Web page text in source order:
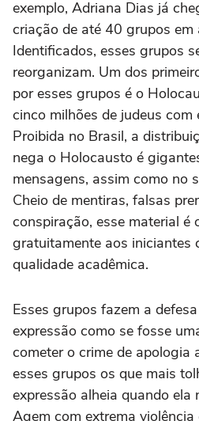
exemplo, Adriana Dias já
criação de até 40 grupos em
Identificados, esses grupos
reorganizam. Um dos
por esses grupos é o
cinco milhões de judeus com
Proibida no Brasil, a
nega o Holocausto é
mensagens, assim como no
Cheio de mentiras, falsas
conspiração, esse material é
gratuitamente aos iniciantes
qualidade acadêmica.
Esses grupos fazem a
expressão como se fosse
cometer o crime de apologia
esses grupos os que mais
expressão alheia quando ela
Agem com extrema